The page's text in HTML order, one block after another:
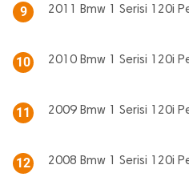
9 2011 Bmw 1 Serisi 120i
10 2010 Bmw 1 Serisi 120i
11 2009 Bmw 1 Serisi 120i
12 2008 Bmw 1 Serisi 120i